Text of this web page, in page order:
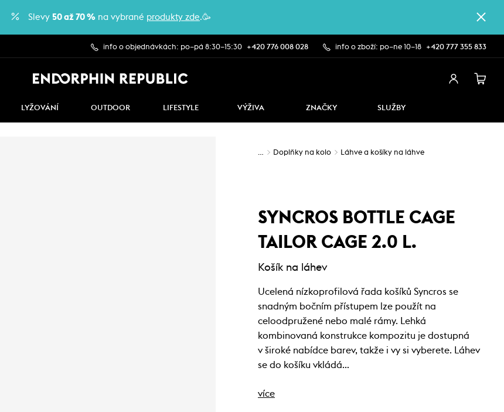
Slevy 50 až 70 % na vybrané produkty zde.🥳
info o objednávkách: po–pá 8:30–15:30 +420 776 008 028 info o zboží: po–ne 10–18 +420 777 355 833
LYŽOVÁNÍ OUTDOOR LIFESTYLE VÝŽIVA ZNAČKY SLUŽBY
… Doplňky na kolo Láhve a košíky na láhve
SYNCROS BOTTLE CAGE
TAILOR CAGE 2.0 L.
Košík na láhev
Ucelená nízkoprofilová řada košíků Syncros se
snadným bočním přístupem lze použít na
celoodpružené nebo malé rámy. Lehká
kombinovaná konstrukce kompozitu je dostupná
v široké nabídce barev, takže i vy si vyberete. Láhev
se do košíku vkládá…
více